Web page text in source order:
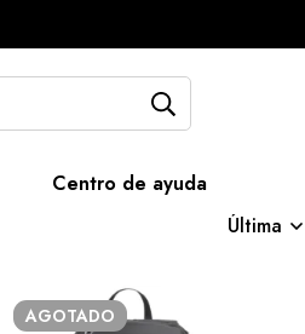
Centro de ayuda
Última
AGOTADO